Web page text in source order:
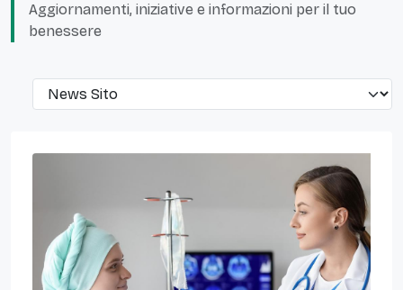
Aggiornamenti, iniziative e informazioni per il tuo
benessere